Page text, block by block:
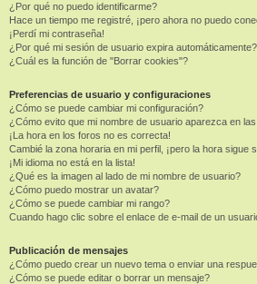
¿Por qué no puedo identificarme?
Hace un tiempo me registré, ¡pero ahora no puedo
¡Perdí mi contraseña!
¿Por qué mi sesión de usuario expira automáticamente?
¿Cuál es la función de "Borrar cookies"?
Preferencias de usuario y configuraciones
¿Cómo se puede cambiar mi configuración?
¿Cómo evito que mi nombre de usuario aparezca en
¡La hora en los foros no es correcta!
Cambié la zona horaria en mi perfil, ¡pero la hora sigue
¡Mi idioma no está en la lista!
¿Qué es la imagen al lado de mi nombre de usuario?
¿Cómo puedo mostrar un avatar?
¿Cómo se puede cambiar mi rango?
Cuando hago clic sobre el enlace de e-mail de un
Publicación de mensajes
¿Cómo puedo crear un nuevo tema o enviar una
¿Cómo se puede editar o borrar un mensaje?